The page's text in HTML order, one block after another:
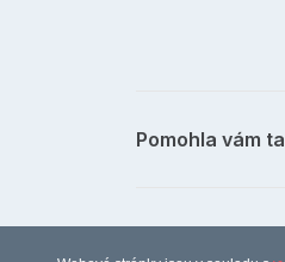
Pomohla vám